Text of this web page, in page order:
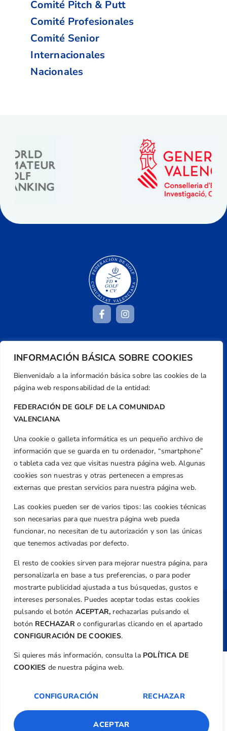
INFORMACIÓN BÁSICA SOBRE COOKIES
Bienvenida/o a la información básica sobre las cookies de la
página web responsabilidad de la entidad:
FEDERACIÓN DE GOLF DE LA COMUNIDAD
VALENCIANA
Una cookie o galleta informática es un pequeño archivo de
información que se guarda en tu ordenador, “smartphone”
o tableta cada vez que visitas nuestra página web. Algunas
cookies son nuestras y otras pertenecen a empresas
externas que prestan servicios para nuestra página web.
Las cookies pueden ser de varios tipos: las cookies técnicas
son necesarias para que nuestra página web pueda
funcionar, no necesitan de tu autorización y son las únicas
que tenemos activadas por defecto.
El resto de cookies sirven para mejorar nuestra página, para
personalizarla en base a tus preferencias, o para poder
mostrarte publicidad ajustada a tus búsquedas, gustos e
intereses personales. Puedes aceptar todas estas cookies
pulsando el botón ACEPTAR, rechazarlas pulsando el
botón RECHAZARo configurarlas clicando en el apartado
CONFIGURACIÓN DE COOKIES.
Si quieres más información, consulta la POLÍTICA DE
COOKIES de nuestra página web.
CONFIGURACIÓN RECHAZAR
ACEPTAR
Comité Pitch & Putt
Comité Profesionales
Comité Senior
Internacionales
Nacionales
Caballero, Nº 5, Despachos 2 y 3, 46980,
Valencia
Teléfono
federacion@golfcv.com
Aviso Legal
Política de Privacidad
Normativa
Federación
Revista
Copyright ©Federación de Golf de la
Comunitat Valenciana| Diseño: TecnoQuatre